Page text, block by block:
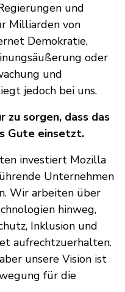
und
Milliarden von
Demokratie,
oder
und
jedoch bei uns.
zu sorgen, dass das
Gute einsetzt.
investiert Mozilla
Unternehmen
Wir arbeiten über
hinweg,
Inklusion und
aufrechtzuerhalten.
unsere Vision ist
für die